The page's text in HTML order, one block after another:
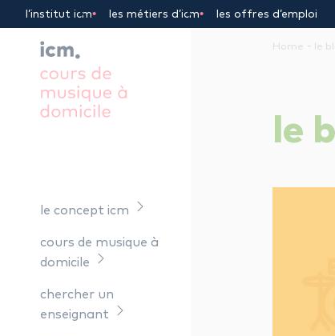
l’institut icm les métiers d’icm les offres d’emploi
le concept icm
cours de musique à
domicile
chercher un
enseignant
Home - le
le
Panneau de gestion des cookies